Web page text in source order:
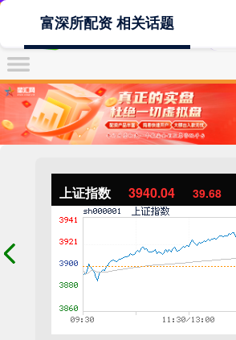
上证指数 3940.04 39.68
富深所配资 相关话题